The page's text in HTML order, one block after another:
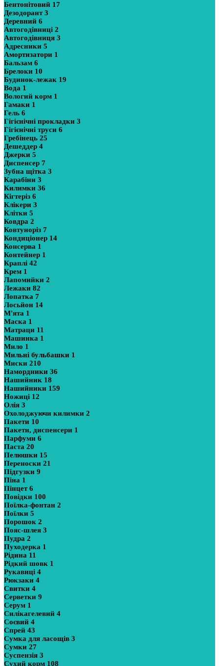
Бентонітовий 17
Дезодорант3
Деревний 6
Автогодівниці 2
Автогодівниця 3
Адресники 5
Амортизатори 1
Бальзам 6
Брелоки 10
Будинок-лежак 19
Вода 1
Вологий корм 1
Гамаки 1
Гель 6
Гігієнічні прокладки 3
Гігієнічні труси 6
Гребінець 25
Дешеддер 4
Джерки 5
Диспенсер 7
Зубна щітка 3
Карабіни 3
Килимки 36
Кігтеріз 6
Клікери 3
Клітки 5
Ковдра 2
Ковтуноріз 7
Кондиціонер 14
Консерва 1
Контейнер 1
Краплі 42
Крем 1
Лапомийки 2
Лежаки 82
Лопатка 7
Лосьйон 14
М'ята 1
Маска 1
Матраци 11
Машинка 1
Мило 1
Мильні бульбашки 1
Миски 210
Намордники 36
Нашийник 18
Нашийники 159
Ножиці 12
Олія 3
Охолоджуючи килимки 2
Пакети 10
Пакети, диспенсери 1
Парфуми 6
Паста 20
Пелюшки 15
Переноски 21
Підгузки 9
Піна 1
Пінцет6
Повідки 100
Поїлка-фонтан 2
Поїлки 5
Порошок 2
Пояс-шлея 3
Пудра 2
Пуходерка 1
Рідина 11
Рідкий шовк 1
Рукавиці 4
Рюкзаки 4
Свитки 4
Серветки 9
Серум 1
Силікагелевий 4
Соєвий 4
Спрей 43
Сумка для ласощів 3
Сумки 27
Суспензія 3
Сухий корм 108